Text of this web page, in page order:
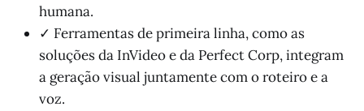
humana.
✓ Ferramentas de primeira linha, como as
soluções da InVideo e da Perfect Corp, integram
a geração visual juntamente com o roteiro e a
voz.